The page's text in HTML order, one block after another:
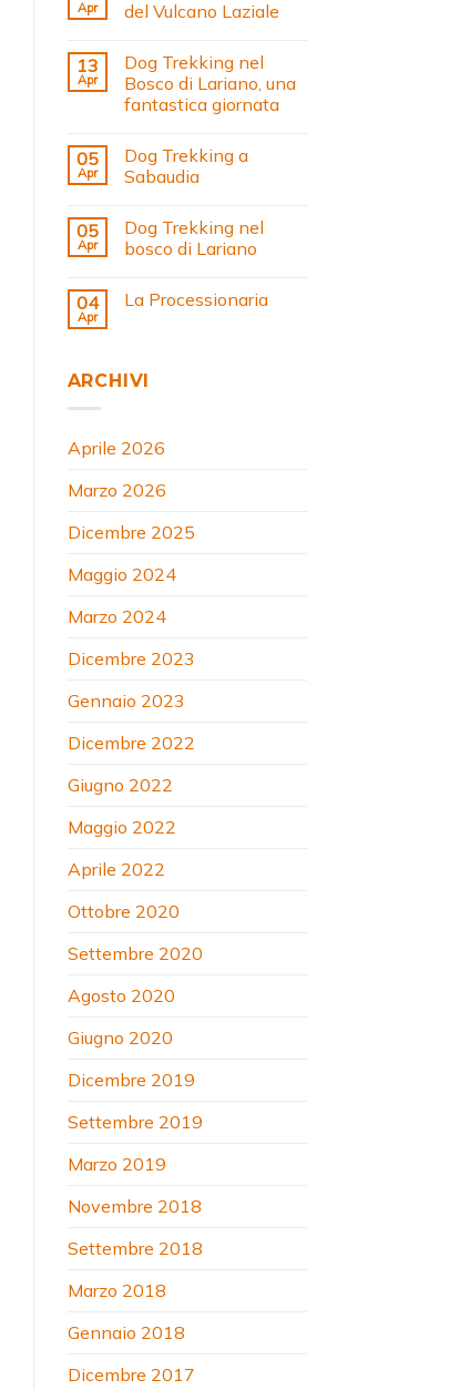
Apr
del Vulcano Laziale
13
Apr
Dog Trekking nel
Bosco di Lariano, una
fantastica giornata
05
Apr
Dog Trekking a
Sabaudia
05
Apr
Dog Trekking nel
bosco di Lariano
04
Apr
La Processionaria
ARCHIVI
Aprile 2026
Marzo 2026
Dicembre 2025
Maggio 2024
Marzo 2024
Dicembre 2023
Gennaio 2023
Dicembre 2022
Giugno 2022
Maggio 2022
Aprile 2022
Ottobre 2020
Settembre 2020
Agosto 2020
Giugno 2020
Dicembre 2019
Settembre 2019
Marzo 2019
Novembre 2018
Settembre 2018
Marzo 2018
Gennaio 2018
Dicembre 2017